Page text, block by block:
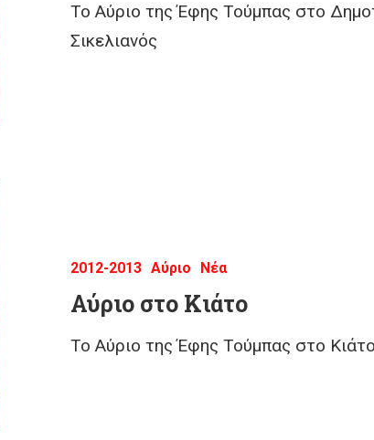
Το Αύριο της Έφης Τούμπας στο
Σικελιανός
2012-2013 Αύριο Νέα
Αύριο στο Κιάτο
Το Αύριο της Έφης Τούμπας στο